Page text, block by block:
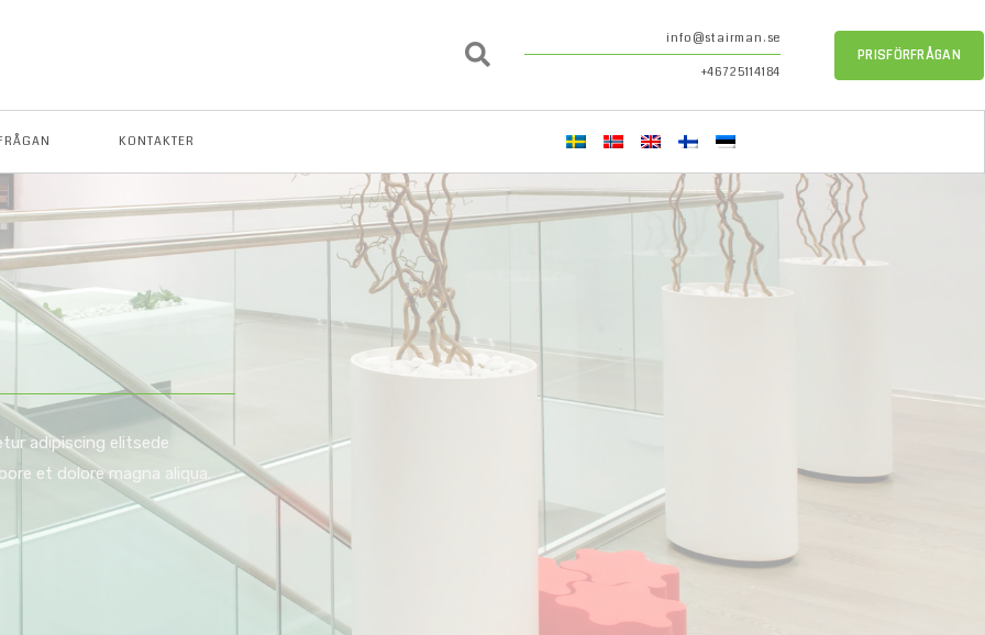
info@stairman.se
+46725114184
PRISFÖRFRÅGAN
KONTAKTER
adipiscing elitsede
et dolore magna aliqua.